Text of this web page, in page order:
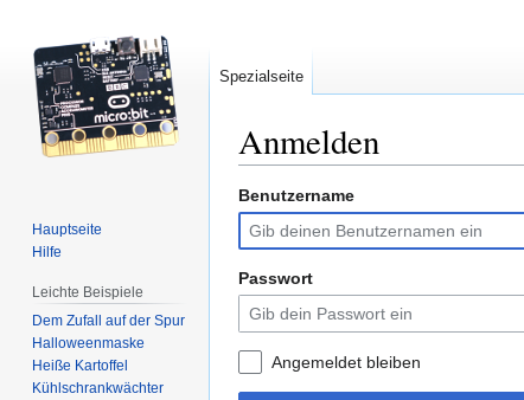
Anmelden
Zur
Navigation
springen
Zur
Suche
springen
Benutzername
Passwort
Angemeldet bleiben
Spezialseite
Hauptseite
Hilfe
Leichte Beispiele
Dem Zufall auf der Spur
Halloweenmaske
Heiße Kartoffel
Kühlschrankwächter